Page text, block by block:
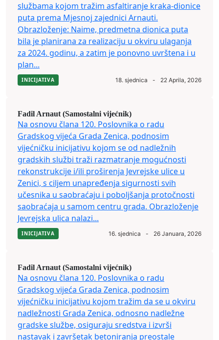
službama kojom tražim asfaltiranje kraka-dionice
puta prema Mjesnoj zajednici Arnauti.
Obrazloženje: Naime, predmetna dionica puta
bila je planirana za realizaciju u okviru ulaganja
za 2024. godinu, a zatim je ponovno uvrštena i u
plan...
INICIJATIVA 18. sjednica - 22 Aprila, 2026
Fadil Arnaut (Samostalni vijećnik)
Na osnovu člana 120. Poslovnika o radu
Gradskog vijeća Grada Zenica, podnosim
vijećničku inicijativu kojom se od nadležnih
gradskih službi traži razmatranje mogućnosti
rekonstrukcije i/ili proširenja Jevrejske ulice u
Zenici, s ciljem unapređenja sigurnosti svih
učesnika u saobraćaju i poboljšanja protočnosti
saobraćaja u samom centru grada. Obrazloženje
Jevrejska ulica nalazi...
INICIJATIVA 16. sjednica - 26 Januara, 2026
Fadil Arnaut (Samostalni vijećnik)
Na osnovu člana 120. Poslovnika o radu
Gradskog vijeća Grada Zenica, podnosim
vijećničku inicijativu kojom tražim da se u okviru
nadležnosti Grada Zenica, odnosno nadležne
gradske službe, osiguraju sredstva i izvrši
nastavak i završetak betoniranja preostale